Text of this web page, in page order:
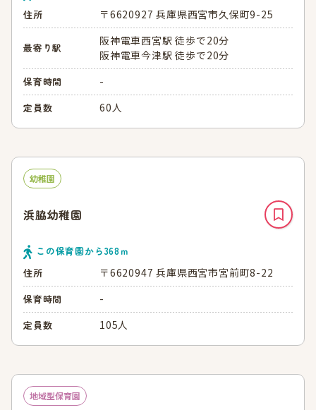
住所
〒6620927 兵庫県西宮市久保町9-25
最寄り駅
阪神電車西宮駅 徒歩で20分
阪神電車今津駅 徒歩で20分
保育時間 -
定員数 60人
幼稚園
浜脇幼稚園
この保育園から368ｍ
住所
〒6620947 兵庫県西宮市宮前町8-22
保育時間 -
定員数 105人
地域型保育園